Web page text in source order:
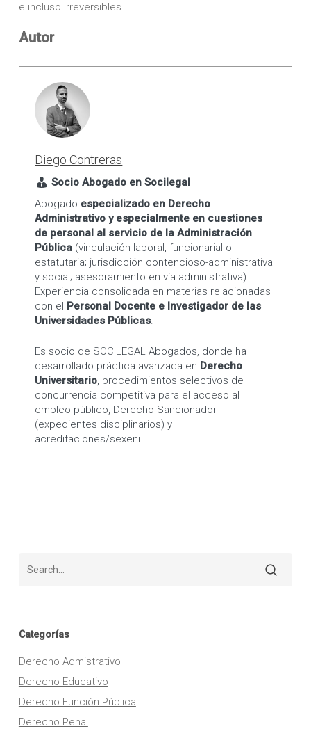
e incluso irreversibles.
Autor
Diego Contreras
Socio Abogado en Socilegal
Abogado especializado en Derecho
Administrativo y especialmente en cuestiones
de personal al servicio de la Administración
Pública (vinculación laboral, funcionarial o
estatutaria; jurisdicción contencioso-administrativa
y social; asesoramiento en vía administrativa).
Experiencia consolidada en materias relacionadas
con el Personal Docente e Investigador de las
Universidades Públicas.
Es socio de SOCILEGAL Abogados, donde ha
desarrollado práctica avanzada en Derecho
Universitario , procedimientos selectivos de
concurrencia competitiva para el acceso al
empleo público, Derecho Sancionador
(expedientes disciplinarios) y
acreditaciones/sexeni...
Categorías
Derecho Admistrativo
Derecho Educativo
Derecho Función Pública
Derecho Penal